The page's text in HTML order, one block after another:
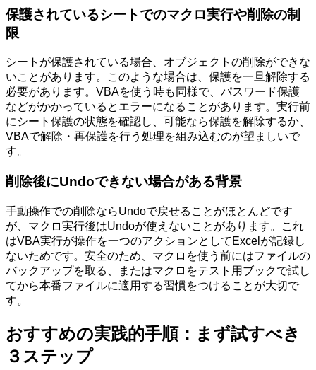
保護されているシートでのマクロ実行や削除の制
限
シートが保護されている場合、オブジェクトの削除ができな
いことがあります。このような場合は、保護を一旦解除する
必要があります。VBAを使う時も同様で、パスワード保護
などがかかっているとエラーになることがあります。実行前
にシート保護の状態を確認し、可能なら保護を解除するか、
VBAで解除・再保護を行う処理を組み込むのが望ましいで
す。
削除後にUndoできない場合がある背景
手動操作での削除ならUndoで戻せることがほとんどです
が、マクロ実行後はUndoが使えないことがあります。これ
はVBA実行が操作を一つのアクションとしてExcelが記録し
ないためです。安全のため、マクロを使う前にはファイルの
バックアップを取る、またはマクロをテスト用ブックで試し
てから本番ファイルに適用する習慣をつけることが大切で
す。
おすすめの実践的手順：まず試すべき
３ステップ